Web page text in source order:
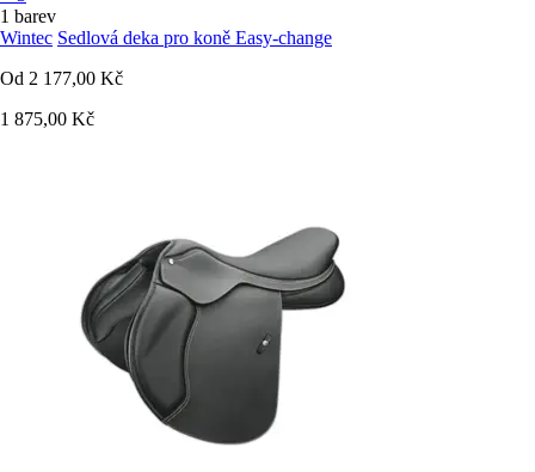
1 barev
Wintec Sedlová deka pro koně Easy-change
Od 2 177,00 Kč
1 875,00 Kč